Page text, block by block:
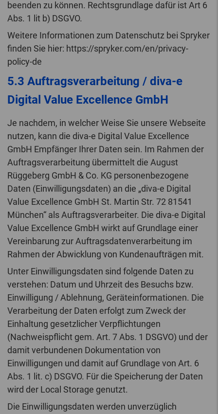
beenden zu können. Rechtsgrundlage dafür ist Art 6
Abs. 1 lit b) DSGVO.
Weitere Informationen zum Datenschutz bei Spryker
finden Sie hier: https://spryker.com/en/privacy-
policy-de
5.3 Auftragsverarbeitung / diva-e
Digital Value Excellence GmbH
Je nachdem, in welcher Weise Sie unsere Webseite
nutzen, kann die diva-e Digital Value Excellence
GmbH Empfänger Ihrer Daten sein. Im Rahmen der
Auftragsverarbeitung übermittelt die August
Rüggeberg GmbH & Co. KG personenbezogene
Daten (Einwilligungsdaten) an die „diva-e Digital
Value Excellence GmbH St. Martin Str. 72 81541
München“ als Auftragsverarbeiter. Die diva-e Digital
Value Excellence GmbH wirkt auf Grundlage einer
Vereinbarung zur Auftragsdatenverarbeitung im
Rahmen der Abwicklung von Kundenaufträgen mit.
Unter Einwilligungsdaten sind folgende Daten zu
verstehen: Datum und Uhrzeit des Besuchs bzw.
Einwilligung / Ablehnung, Geräteinformationen. Die
Verarbeitung der Daten erfolgt zum Zweck der
Einhaltung gesetzlicher Verpflichtungen
(Nachweispflicht gem. Art. 7 Abs. 1 DSGVO) und der
damit verbundenen Dokumentation von
Einwilligungen und damit auf Grundlage von Art. 6
Abs. 1 lit. c) DSGVO. Für die Speicherung der Daten
wird der Local Storage genutzt.
Die Einwilligungsdaten werden unverzüglich